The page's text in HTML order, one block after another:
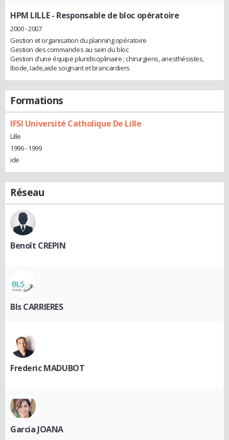
HPM LILLE- Responsable de bloc opératoire
2000 - 2007
Gestion et organisation du planning opératoire
Gestion des commandes au sein du bloc
Gestion d'une équipe pluridisciplinaire ; chirurgiens, anesthésistes,
Ibode, Iade,aide soignant et brancardiers
Formations
IFSI Université Catholique De Lille
Lille
1996 - 1999
ide
Réseau
Benoît CREPIN
Bls CARRIERES
Frederic MADUBOT
Garcia JOANA